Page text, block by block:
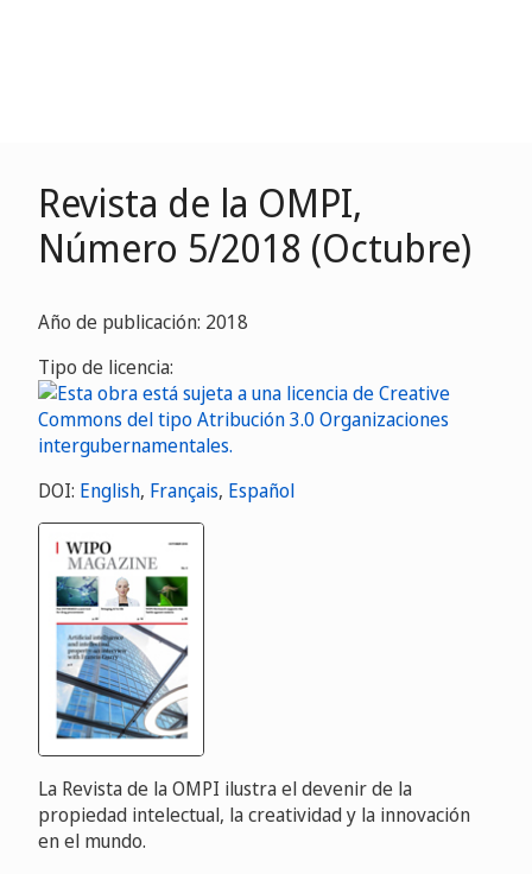
Revista de la OMPI,
Número 5/2018 (Octubre)
Año de publicación: 2018
Tipo de licencia:
DOI: English, Français, Español
La Revista de la OMPI ilustra el devenir de la
propiedad intelectual, la creatividad y la innovación
en el mundo.